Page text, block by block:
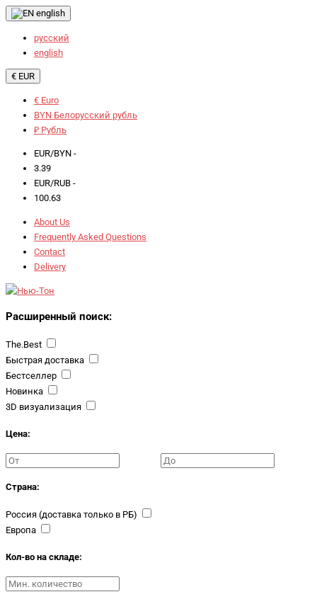
english
русский
english
€ EUR
€ Euro
BYN Белорусский рубль
₽ Рубль
EUR/BYN -
3.39
EUR/RUB -
100.63
About Us
Frequently Asked Questions
Contact
Delivery
Расширенный поиск:
The.Best
Быстрая доставка
Бестселлер
Новинка
3D визуализация
Цена:
Страна:
Россия (доставка только в РБ)
Европа
Кол-во на складе: